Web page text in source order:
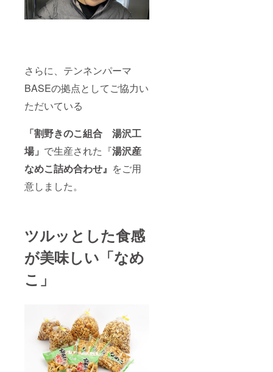
さらに、テンネンパーマ
BASEの拠点としてご協力い
ただいている
「割野きのこ組合 湯沢工
場」 で生産された『湯沢産
なめこ詰め合わせ』 をご用
意しました。
ツルッとした食感
が美味しい「なめ
こ」